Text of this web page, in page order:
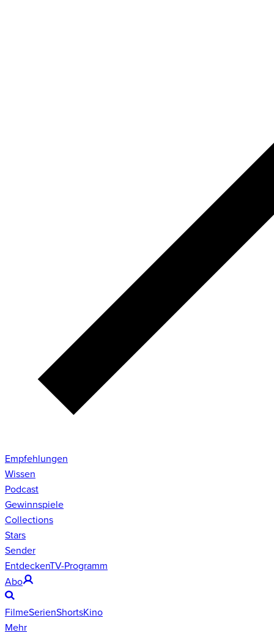
Empfehlungen
Wissen
Podcast
Gewinnspiele
Collections
Stars
Sender
EntdeckenTV-Programm
Abo
FilmeSerienShortsKino
Mehr